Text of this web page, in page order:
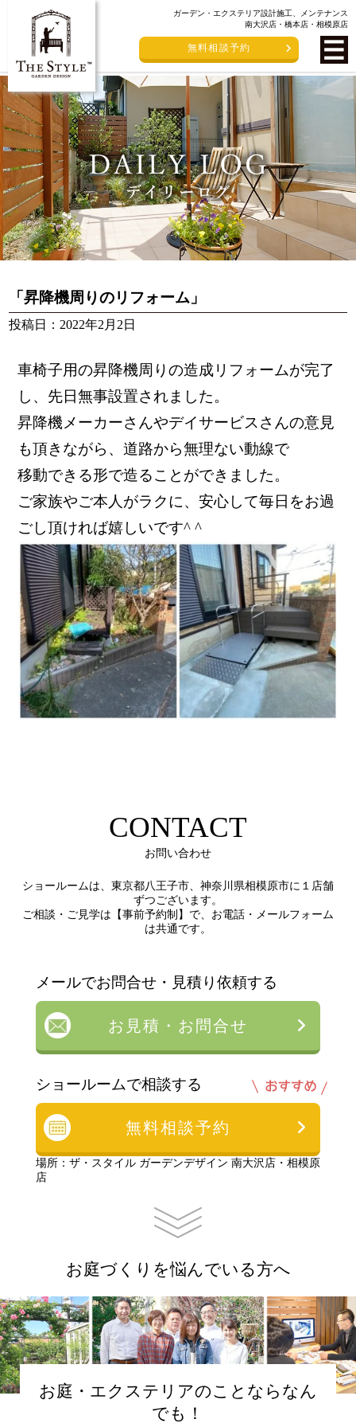
無料相談予約
ガーデン・エクステリア設計施工、メンテナンス
南大沢店・橋本店・相模原店
「昇降機周りのリフォーム」
投稿日：2022年2月2日
車椅子用の昇降機周りの造成リフォームが完了
し、先日無事設置されました。
昇降機メーカーさんやデイサービスさんの意見
も頂きながら、道路から無理ない動線で
移動できる形で造ることができました。
ご家族やご本人がラクに、安心して毎日をお過
ごし頂ければ嬉しいです^ ^
CONTACT
お問い合わせ
ショールームは、東京都八王子市、神奈川県相模原市に１店舗
ずつございます。
ご相談・ご見学は【事前予約制】で、お電話・メールフォーム
は共通です。
メールでお問合せ・見積り依頼する
お見積・お問合せ
ショールームで相談する
無料相談予約
場所：ザ・スタイル ガーデンデザイン 南大沢店・相模原
店
お庭づくりを悩んでいる方へ
お庭・エクステリアのことならなん
でも！